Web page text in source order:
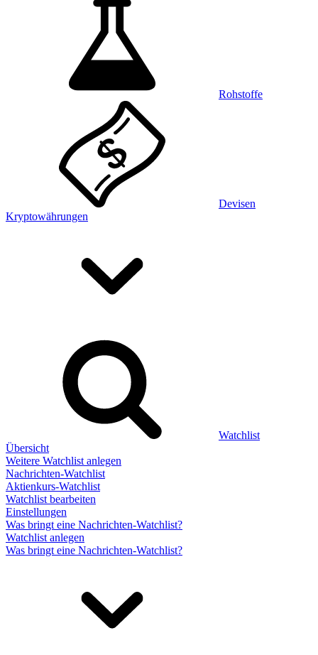
Rohstoffe
Devisen
Kryptowährungen
Watchlist
Übersicht
Weitere Watchlist anlegen
Nachrichten-Watchlist
Aktienkurs-Watchlist
Watchlist bearbeiten
Einstellungen
Was bringt eine Nachrichten-Watchlist?
Watchlist anlegen
Was bringt eine Nachrichten-Watchlist?